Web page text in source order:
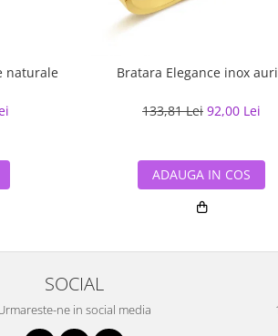
naturale Bratara Elegance inox
133,81 Lei 92,00 Lei
ADAUGA IN COS
SOCIAL
ne in social media